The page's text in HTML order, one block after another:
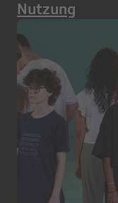
Nutzung